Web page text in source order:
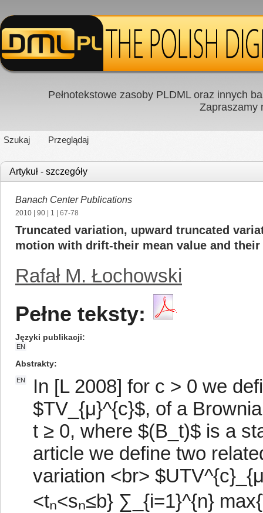
Pełnotekstowe zasoby PLDML oraz innych
Zapraszamy
Szukaj Przeglądaj
Artykuł - szczegóły
Banach Center Publications
2010 90 1 | 67-78
Truncated variation, upward truncated
motion with drift-their mean value and
Rafał M. Łochowski
Pełne teksty:
Języki publikacji
EN
Abstrakty
EN
In [L 2008] for c > 0 we
$TV_{μ}^{c}$, of a
t ≥ 0, where $(B_t)$ is a
article we define two
variation <br>
<tₙ<sₙ≤b} ∑_{i=1}^{n}